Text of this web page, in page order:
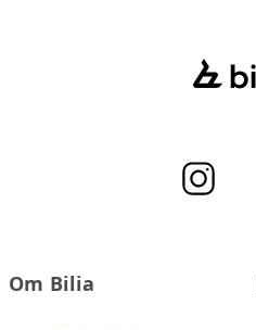
Om Bilia